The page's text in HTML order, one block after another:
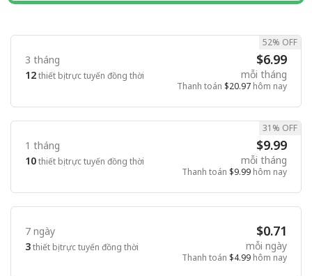
3 tháng
12thiết bị trực tuyến đồng thời
$6.99
mỗi tháng
Thanh toán $20.97 hôm nay
52% OFF
1 tháng
10thiết bị trực tuyến đồng thời
$9.99
mỗi tháng
Thanh toán $9.99 hôm nay
31% OFF
7 ngày
3thiết bị trực tuyến đồng thời
$0.71
mỗi ngày
Thanh toán $4.99 hôm nay